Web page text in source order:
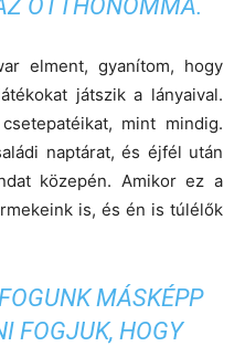
OTTHONOMMÁ.
elment, gyanítom, hogy
játszik a lányaival.
mint mindig.
naptárat, és éjfél után
közepén. Amikor ez a
is, és én is túlélők
MÁSKÉPP
FOGJUK, HOGY